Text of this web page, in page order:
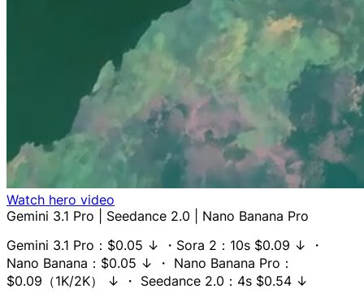
Watch hero video
Gemini 3.1 Pro | Seedance 2.0 | Nano Banana Pro
Gemini 3.1 Pro ： $0.05 ↓ ・ Sora 2 ：10s $0.09 ↓ ・
Nano Banana ： $0.05 ↓ ・ Nano Banana Pro ：
$0.09（1K/2K）
↓ ・ Seedance 2.0： 4s $0.54 ↓